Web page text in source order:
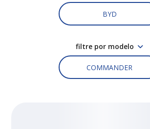
BYD
filtre por modelo
COMMANDER